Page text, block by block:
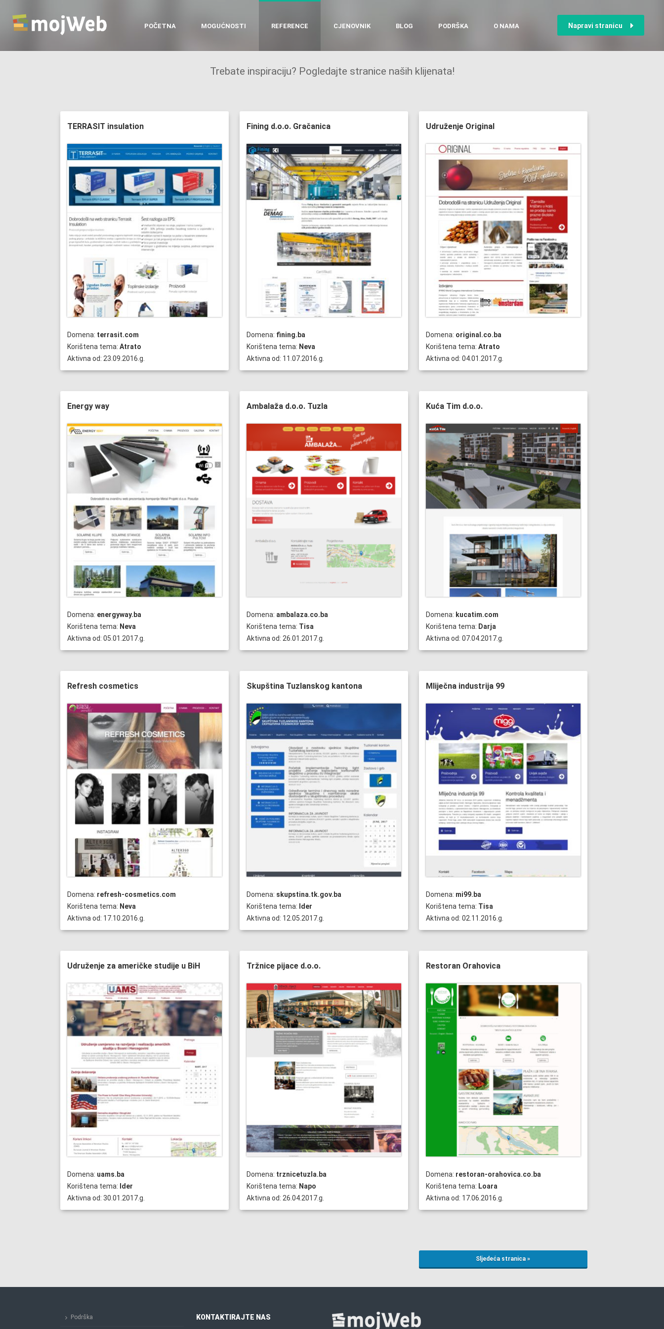
POČETNA MOGUĆNOSTI REFERENCE CJENOVNIK BLOG PODRŠKA O NAMA Napravi stranicu
Trebate inspiraciju? Pogledajte stranice naših klijenata!
TERRASIT insulation
Domena: terrasit.com
Korištena tema: Atrato
Aktivna od: 23.09.2016.g.
Fining d.o.o. Gračanica
Domena: fining.ba
Korištena tema: Neva
Aktivna od: 11.07.2016.g.
Udruženje Original
Domena: original.co.ba
Korištena tema: Atrato
Aktivna od: 04.01.2017.g.
Energy way
Domena: energyway.ba
Korištena tema: Neva
Aktivna od: 05.01.2017.g.
Ambalaža d.o.o. Tuzla
Domena: ambalaza.co.ba
Korištena tema: Tisa
Aktivna od: 26.01.2017.g.
Kuća Tim d.o.o.
Domena: kucatim.com
Korištena tema: Darja
Aktivna od: 07.04.2017.g.
Refresh cosmetics
Domena: refresh-cosmetics.com
Korištena tema: Neva
Aktivna od: 17.10.2016.g.
Skupština Tuzlanskog kantona
Domena: skupstina.tk.gov.ba
Korištena tema: Ider
Aktivna od: 12.05.2017.g.
Mliječna industrija 99
Domena: mi99.ba
Korištena tema: Tisa
Aktivna od: 02.11.2016.g.
Udruženje za američke studije u BiH
Domena: uams.ba
Korištena tema: Ider
Aktivna od: 30.01.2017.g.
Tržnice pijace d.o.o.
Domena: trznicetuzla.ba
Korištena tema: Napo
Aktivna od: 26.04.2017.g.
Restoran Orahovica
Domena: restoran-orahovica.co.ba
Korištena tema: Loara
Aktivna od: 17.06.2016.g.
Sljedeća stranica »
Podrška KONTAKTIRAJTE NAS